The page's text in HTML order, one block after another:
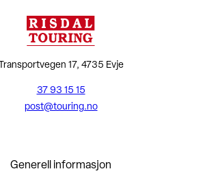
Transportvegen 17, 4735 Evje
37 93 15 15
post@touring.no
Generell informasjon